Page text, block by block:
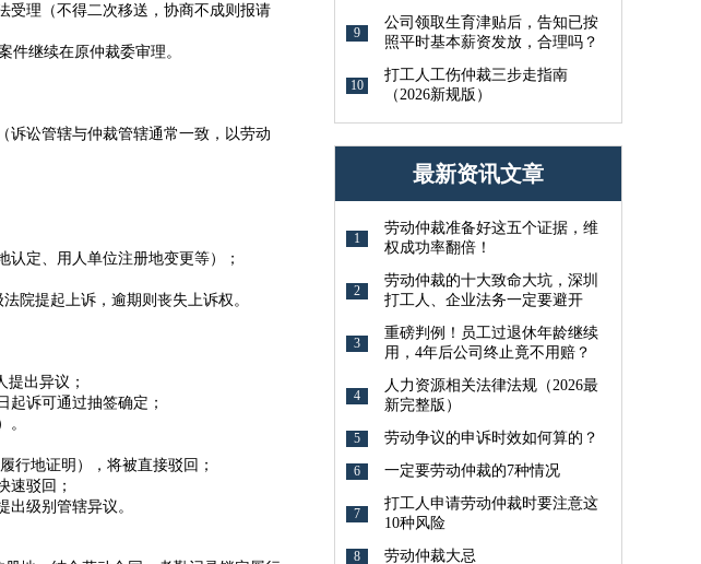
受理（不得二次移送，协商不成则报请
件继续在原仲裁委审理。
诉讼管辖与仲裁管辖通常一致，以劳动
定、用人单位注册地变更等）；
院提起上诉，逾期则丧失上诉权。
出异议；
诉可通过抽签确定；
。
行地证明），将被直接驳回；
速驳回；
级别管辖异议。
9
公司领取生育津贴后，告知已按
照平时基本薪资发放，合理吗？
10
打工人工伤仲裁三步走指南
（2026新规版）
最新资讯文章
1
劳动仲裁准备好这五个证据，维
权成功率翻倍！
2
劳动仲裁的十大致命大坑，深圳
打工人、企业法务一定要避开
3
重磅判例！员工过退休年龄继续
用，4年后公司终止竟不用赔？
4
人力资源相关法律法规（2026最
新完整版）
5 劳动争议的申诉时效如何算的？
6 一定要劳动仲裁的7种情况
7
打工人申请劳动仲裁时要注意这
10种风险
8 劳动仲裁大忌